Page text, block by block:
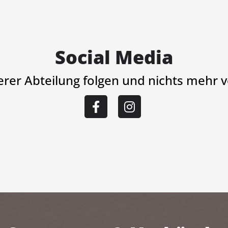
Social Media
Abteilung folgen und nichts mehr